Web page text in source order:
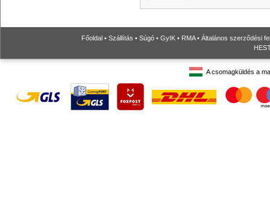
Főoldal • Szállítás • Súgó • GyIK • RMA• Általános szerződési
A csomagküldés a